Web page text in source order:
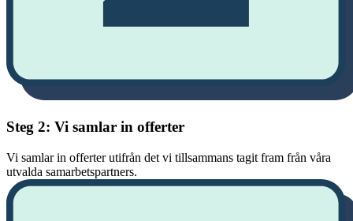
Steg 2: Vi samlar in offerter
Vi samlar in offerter utifrån det vi tillsammans tagit fram från våra
utvalda samarbetspartners.